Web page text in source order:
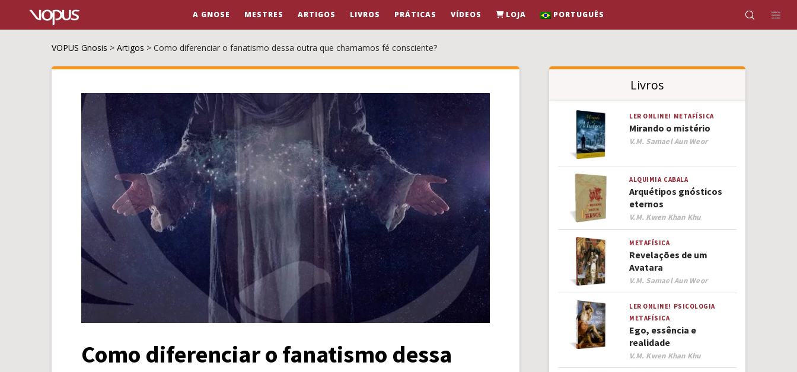
A GNOSE MESTRES ARTIGOS LIVROS PRÁTICAS VÍDEOS LOJA PORTUGUÊS
VOPUS Gnosis > Artigos > Como diferenciar o fanatismo dessa outra que chamamos fé consciente?
Como diferenciar o fanatismo dessa
Livros
LER ONLINE! METAFÍSICA
Mirando o mistério
Author
V.M. Samael Aun Weor
ALQUIMIA CABALA
Arquétipos gnósticos
eternos
Author
V.M. Kwen Khan Khu
METAFÍSICA
Revelações de um
Avatara
Author
V.M. Samael Aun Weor
LER ONLINE! PSICOLOGIA
METAFÍSICA
Ego, essência e
realidade
Author
V.M. Kwen Khan Khu